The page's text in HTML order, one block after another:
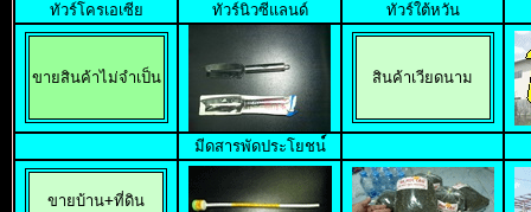
ทัวร์โครเอเซีย ทัวร์นิวซีแลนด์ ทัวร์ใต้หวัน
ขายสินค้าไม่จำเป็น สินค้าเวียดนาม
มีดสารพัดประโยชน
ขายบ้าน+ที่ดิน